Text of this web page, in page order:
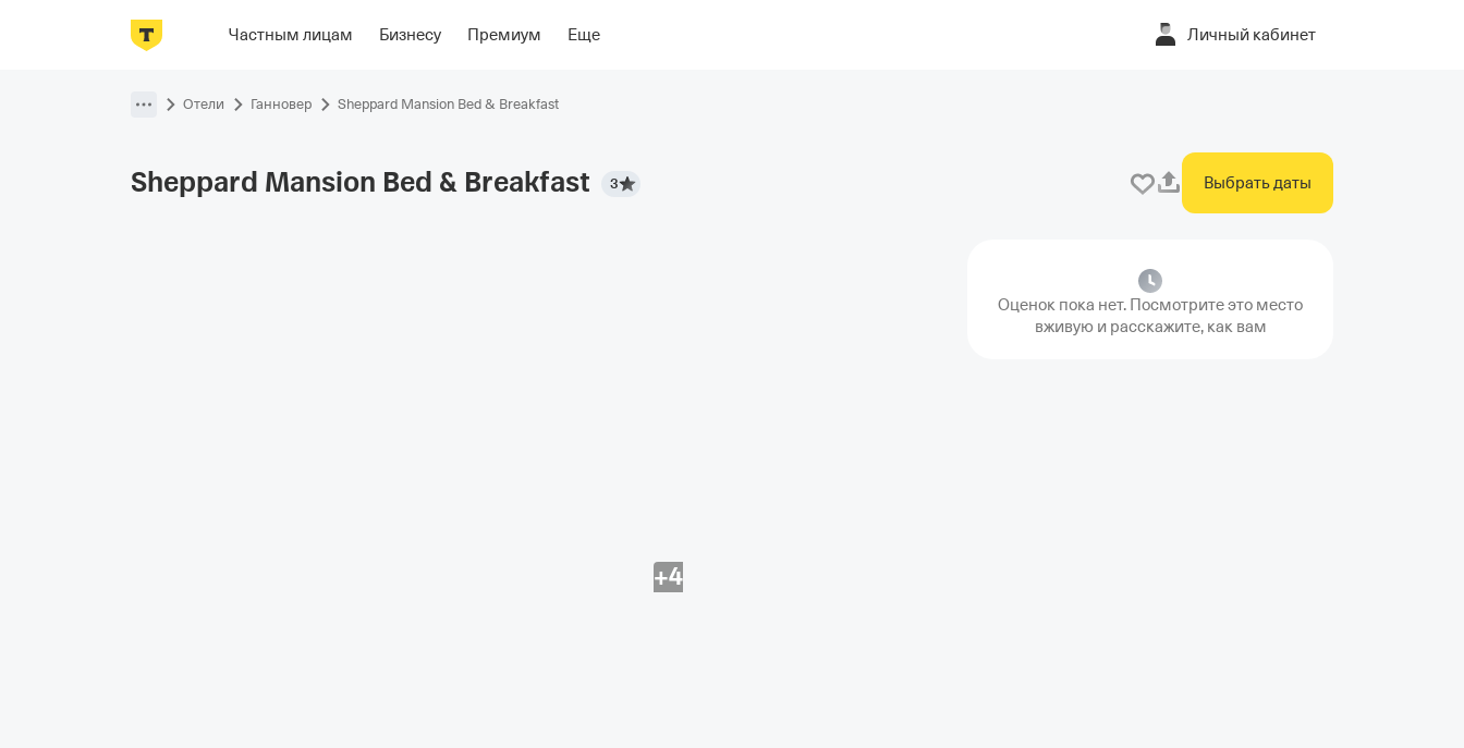
Частным лицам Бизнесу Премиум Еще Личный кабинет
Фотографии НомераРасположениеОб отеле
Отели Ганновер Sheppard Mansion Bed & Breakfast
Sheppard Mansion Bed & Breakfast 3 Выбрать даты
+4
Оценок пока нет. Посмотрите это место
вживую и расскажите, как вам